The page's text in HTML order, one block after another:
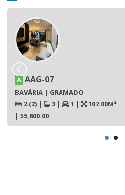
A AAG-07
BAVÁRIA | GRAMADO
2 (2) | 3 | 1 |
107.00M²
| $5,800.00